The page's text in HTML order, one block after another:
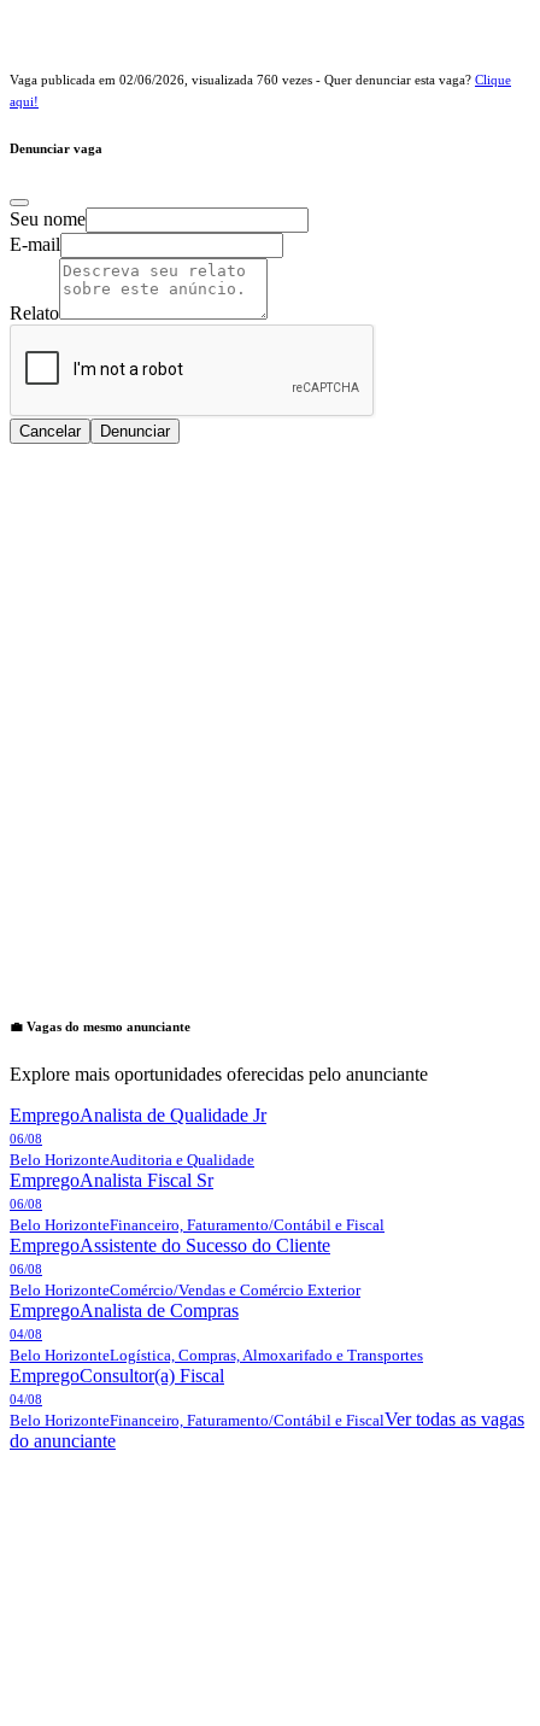
Vaga publicada em 02/06/2026 , visualizada 760 vezes - Quer denunciar esta vaga? Clique
aqui!
Denunciar vaga
Seu nome
E-mail
Relato
Cancelar Denunciar
💼 Vagas do mesmo anunciante
Explore mais oportunidades oferecidas pelo anunciante
EmpregoAnalista de Qualidade Jr
06/08
Belo HorizonteAuditoria e Qualidade
EmpregoAnalista Fiscal Sr
06/08
Belo HorizonteFinanceiro, Faturamento/Contábil e Fiscal
EmpregoAssistente do Sucesso do Cliente
06/08
Belo HorizonteComércio/Vendas e Comércio Exterior
EmpregoAnalista de Compras
04/08
Belo HorizonteLogística, Compras, Almoxarifado e Transportes
EmpregoConsultor(a) Fiscal
04/08
Belo HorizonteFinanceiro, Faturamento/Contábil e FiscalVer todas as vagas
do anunciante